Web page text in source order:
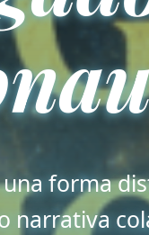
forma
narrativa